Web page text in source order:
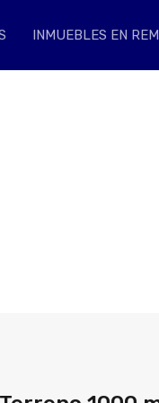
INICIO
INMUEBLES EN